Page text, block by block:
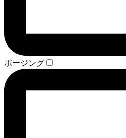
ポージング